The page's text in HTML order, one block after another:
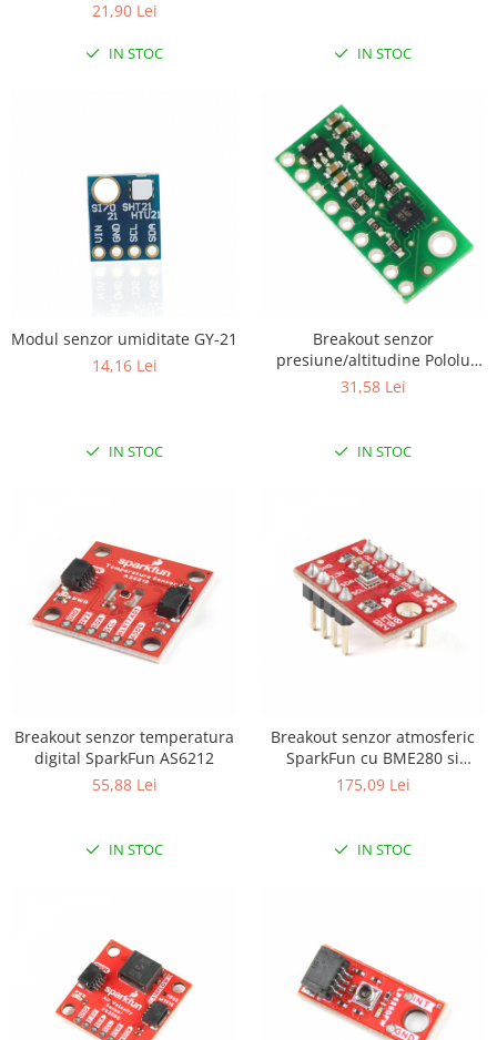
21,90 Lei
IN STOC IN STOC
Modul senzor umiditate GY-21
14,16 Lei
IN STOC
Breakout senzor
presiune/altitudine Pololu
LPS331AP cu stabilizator
31,58 Lei
IN STOC
Breakout senzor temperatura
digital SparkFun AS6212
55,88 Lei
IN STOC
Breakout senzor atmosferic
SparkFun cu BME280 si
terminatii
175,09 Lei
IN STOC